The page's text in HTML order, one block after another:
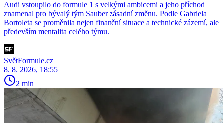
Audi vstoupilo do formule 1 s velkými ambicemi a jeho příchod
znamenal pro bývalý tým Sauber zásadní změnu. Podle Gabriela
Bortoleta se proměnila nejen finanční situace a technické zázemí, ale
především mentalita celého týmu.
SvětFormule.cz
8. 8. 2026, 18:55
2 min